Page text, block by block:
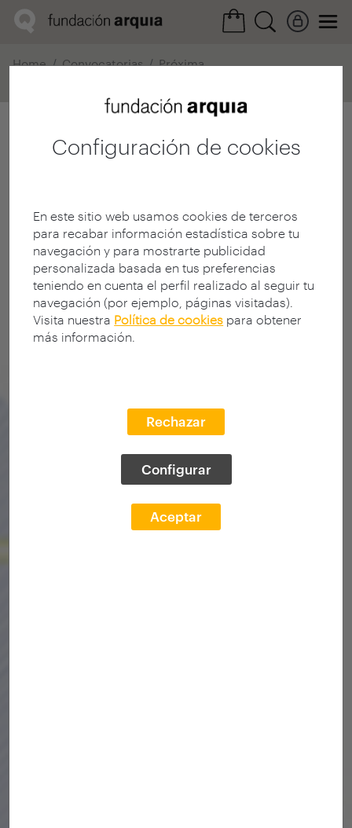
Configuración de cookies
En este sitio web usamos cookies de terceros
para recabar información estadística sobre tu
navegación y para mostrarte publicidad
personalizada basada en tus preferencias
teniendo en cuenta el perfil realizado al seguir tu
navegación (por ejemplo, páginas visitadas).
Visita nuestra Política de cookies para obtener
más información.
Rechazar
Configurar
Aceptar
Home Convocatorias
Próxima